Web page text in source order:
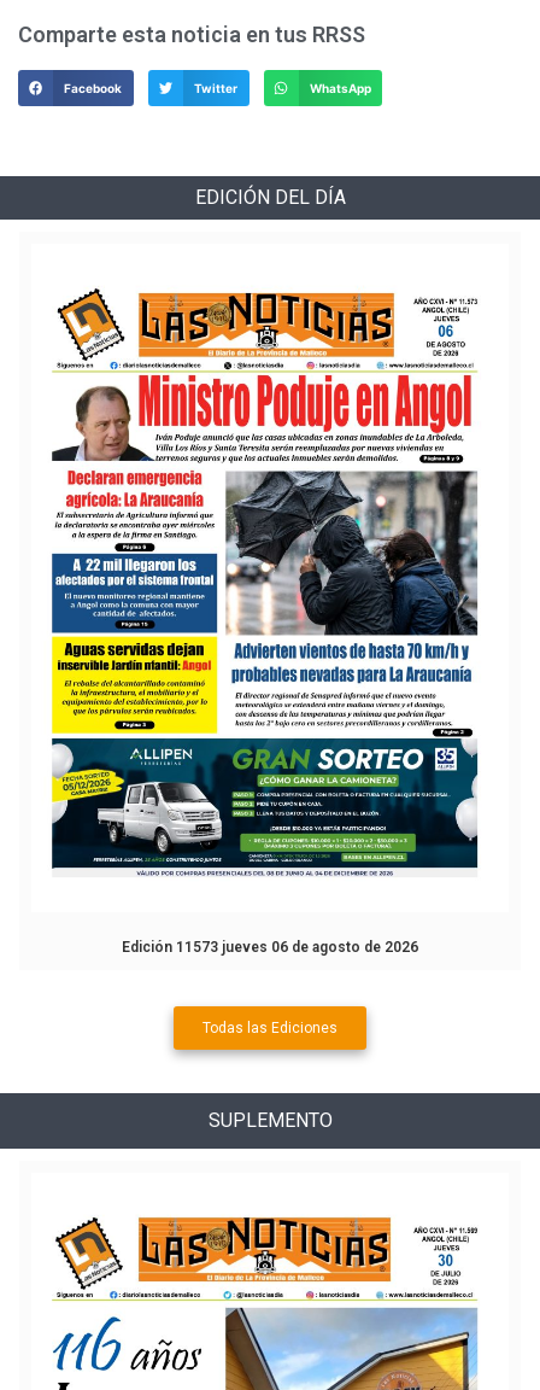
Comparte esta noticia en tus RRSS
Facebook Twitter WhatsApp
EDICIÓN DEL DÍA
Edición 11573 jueves 06 de agosto de 2026
Todas las Ediciones
SUPLEMENTO